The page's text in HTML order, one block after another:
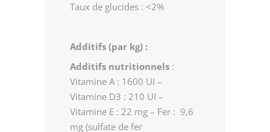
Taux de glucides : <2%
Additifs (par kg) :
Additifs nutritionnels :
Vitamine A : 1600 UI –
Vitamine D3 : 210 UI –
Vitamine E : 22 mg – Fer : 9,6
mg (sulfate de fer